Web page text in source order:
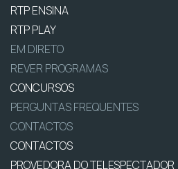
RTP ENSINA
RTP PLAY
EM DIRETO
REVER PROGRAMAS
CONCURSOS
PERGUNTAS FREQUENTES
CONTACTOS
CONTACTOS
PROVEDORA DO TELESPECTADOR